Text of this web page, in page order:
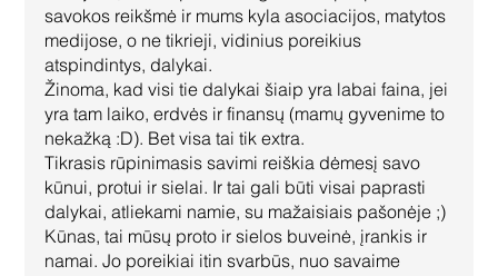
savokos reikšmė ir mums kyla asociacijos, matytos
medijose, o ne tikrieji, vidinius poreikius
atspindintys, dalykai.
Žinoma, kad visi tie dalykai šiaip yra labai faina, jei
yra tam laiko, erdvės ir finansų (mamų gyvenime to
nekažką :D). Bet visa tai tik extra.
Tikrasis rūpinimasis savimi reiškia dėmesį savo
kūnui, protui ir sielai. Ir tai gali būti visai paprasti
dalykai, atliekami namie, su mažaisiais pašonėje ;)
Kūnas, tai mūsų proto ir sielos buveinė, įrankis ir
namai. Jo poreikiai itin svarbūs, nuo savaime